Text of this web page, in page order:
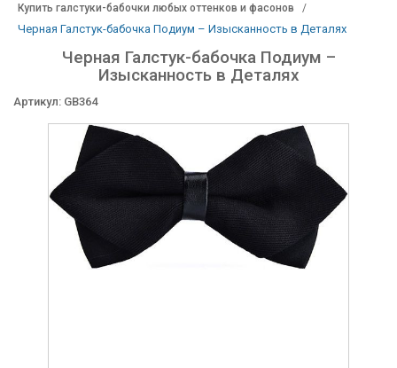
Купить галстуки-бабочки любых оттенков и фасонов
Черная Галстук-бабочка Подиум – Изысканность в Деталях
Черная Галстук-бабочка Подиум –
Изысканность в Деталях
Артикул: GB364